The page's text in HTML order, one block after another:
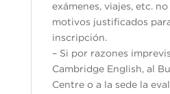
exámenes, viajes, etc.
motivos justificados
inscripción.
– Si por razones
Cambridge English, al
Centre o a la sede la